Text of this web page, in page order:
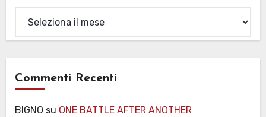
Commenti Recenti
BIGNO su ONE BATTLE AFTER ANOTHER